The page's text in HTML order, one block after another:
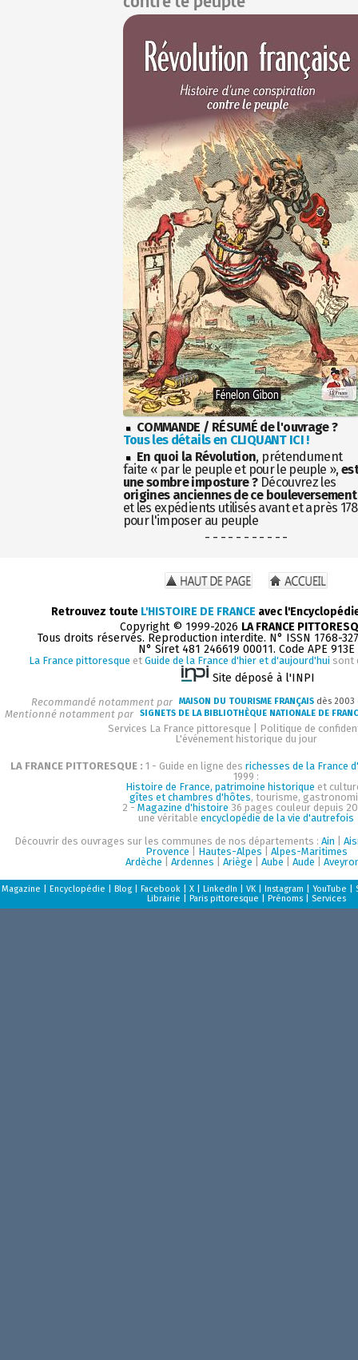
COMMANDE / RÉSUMÉ de l'ouvrage ?
Tous les détails en CLIQUANT ICI !
En quoi la Révolution, prétendument
faite « par le peuple et pour le peuple »,
une sombre imposture ?Découvrez les
origines anciennes de ce bouleversement
et les expédients utilisés avant et après
pour l'imposer au peuple
- - - - - - - - - - -
Retrouvez toute L'HISTOIRE DE FRANCE avec
Copyright © 1999-2026 LA FRANCE
Tous droits réservés. Reproduction interdite. N° ISSN 1768-
N° Siret 481 246619 00011. Code APE 913E
La France pittoresque et Guide de la France d'hier et d'aujourd'hui sont
Site déposé à l'INPI
Recommandé notamment par MAISON DU TOURISME FRANÇAIS dès
Mentionné notamment par SIGNETS DE LA BIBLIOTHÈQUE NATIONALE DE
Services La France pittoresque
Politique de
L'événement historique du jour
LA FRANCE PITTORESQUE : 1 - Guide en ligne des richesses de la France
1999 :
Histoire de France, patrimoine historique et
gîtes et chambres d'hôtes, tourisme,
2 - Magazine d'histoire 36 pages couleur depuis
une véritable encyclopédie de la vie d'autrefois
Découvrir des ouvrages sur les communes de nos départements : Ain
Provence
Hautes-Alpes
Alpes-Maritimes
Ardèche
Ardennes Ariège Aube Aude
Magazine Encyclopédie Blog| Facebook| X| LinkedIn VK| Instagram YouTube
Librairie
Paris pittoresque Prénoms| Services